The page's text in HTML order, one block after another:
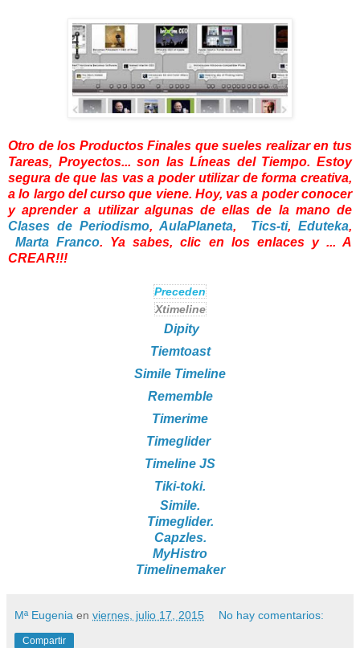
Otro de los Productos Finales que sueles realizar en tus
Tareas, Proyectos... son las Líneas del Tiempo. Estoy
segura de que las vas a poder utilizar de forma creativa,
a lo largo del curso que viene. Hoy, vas a poder conocer
y aprender a utilizar algunas de ellas de la mano de
Clases de Periodismo, AulaPlaneta, Tics-ti, Eduteka,
Marta Franco. Ya sabes, clic en los enlaces y ... A
CREAR!!!
Preceden
Xtimeline
Dipity
Tiemtoast
Simile Timeline
Rememble
Timerime
Timeglider
Timeline JS
Tiki-toki.
Simile.
Timeglider.
Capzles.
MyHistro
Timelinemaker
Mª Eugenia en viernes, julio 17, 2015 No hay comentarios:
Compartir